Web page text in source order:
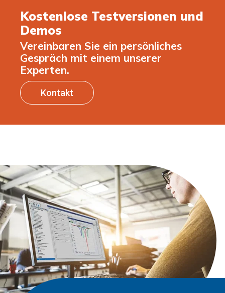
Kostenlose Testversionen und
Demos
Vereinbaren Sie ein persönliches
Gespräch mit einem unserer
Experten.
Kontakt